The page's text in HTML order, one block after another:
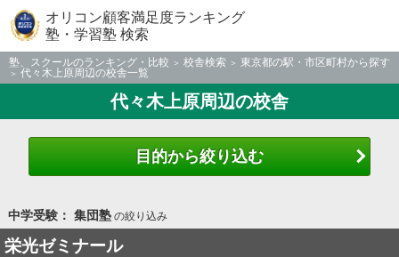
オリコン顧客満足度ランキング
塾・学習塾 検索
塾、スクールのランキング・比較 校舎検索
東京都の駅・市区町村から探す
代々木上原周辺の校舎一覧
代々木上原周辺の校舎
目的から絞り込む
中学受験： 集団塾の絞り込み
栄光ゼミナール